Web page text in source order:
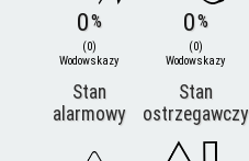
0%
(0)
Wodowskazy
Stan
alarmowy
0%
(0)
Wodowskazy
Stan
ostrzegawczy